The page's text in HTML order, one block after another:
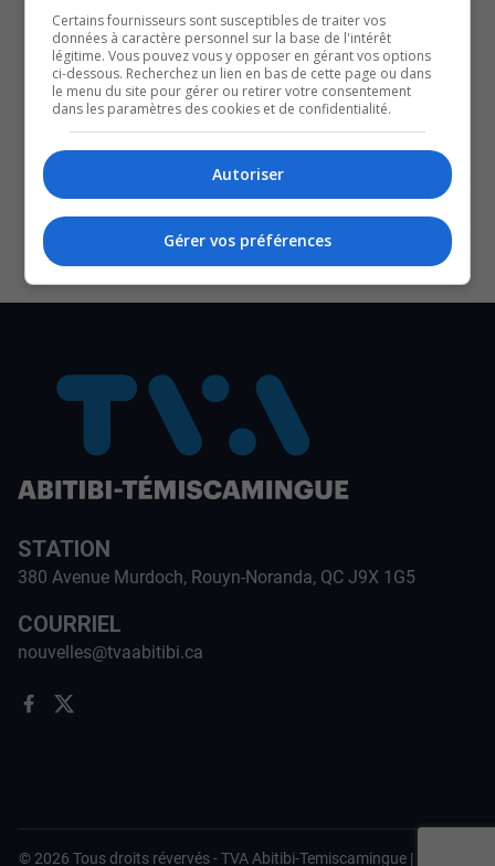
QUESTION DU JOUR
Commentaires
SOUTENIR NOS MÉDIAS, C’EST PROTÉGER NOTRE
CULTURE ET NOTRE ÉCONOMIE
STATION
380 Avenue Murdoch, Rouyn-Noranda, QC J9X 1G5
COURRIEL
nouvelles@tvaabitibi.ca
© 2026 Tous droits révervés -TVA Abitibi-Temiscamingue |
Certains fournisseurs sont susceptibles de traiter vos
données à caractère personnel sur la base de l'intérêt
légitime. Vous pouvez vous y opposer en gérant vos options
ci-dessous. Recherchez un lien en bas de cette page ou dans
le menu du site pour gérer ou retirer votre consentement
dans les paramètres des cookies et de confidentialité.
Autoriser
Gérer vos préférences